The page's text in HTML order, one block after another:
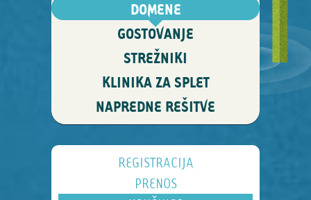
DOMENE
GOSTOVANJE
STREŽNIKI
KLINIKA ZA SPLET
NAPREDNE REŠITVE
REGISTRACIJA
PRENOS